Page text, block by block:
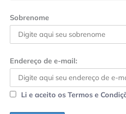
Sobrenome
Endereço de e-mail:
Li e aceito os Termos e